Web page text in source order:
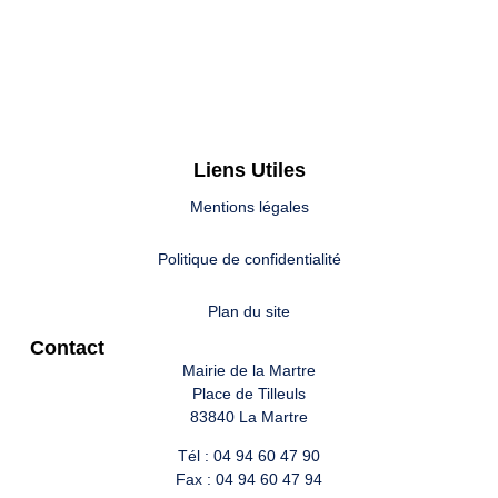
Liens Utiles
Mentions légales
Politique de confidentialité
Plan du site
Contact
Mairie de la Martre
Place de Tilleuls
83840 La Martre
Tél : 04 94 60 47 90
Fax : 04 94 60 47 94